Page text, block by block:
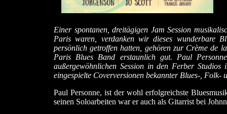
Einer spontanen, dreitägigen Jam Session
Paris waren, verdanken wir dieses wunderbare
persönlich getroffen hatten, gehören zur Crème de
Paris Blues Band erstaunlich gut. Paul
außergewöhnlichen Session in den Ferber
eingespielte Coverversionen bekannter Blues-, Folk-
Paul Personne, ist der wohl erfolgreichste
seinen Soloarbeiten war er auch als Gitarrist bei